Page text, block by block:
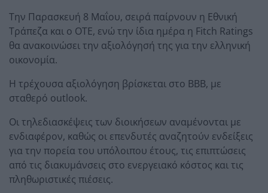
Την Παρασκευή 8 Μαΐου, σειρά παίρνουν η Εθνική
Τράπεζα και ο ΟΤΕ, ενώ την ίδια ημέρα η Fitch Ratings
θα ανακοινώσει την αξιολόγησή της για την ελληνική
οικονομία.
Η τρέχουσα αξιολόγηση βρίσκεται στο BBB, με
σταθερό outlook.
Οι τηλεδιασκέψεις των διοικήσεων αναμένονται με
ενδιαφέρον, καθώς οι επενδυτές αναζητούν ενδείξεις
για την πορεία του υπόλοιπου έτους, τις επιπτώσεις
από τις διακυμάνσεις στο ενεργειακό κόστος και τις
πληθωριστικές πιέσεις.